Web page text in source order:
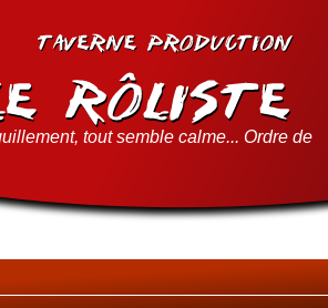
tout semble calme... Ordre de